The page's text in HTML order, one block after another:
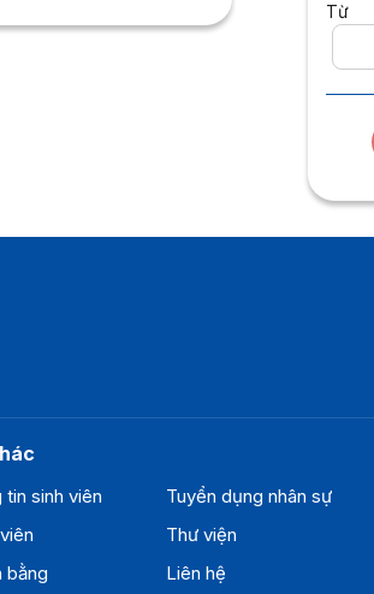
Từ
sinh viên
bằng
Tuyển dụng nhân sự
Thư viện
Liên hệ